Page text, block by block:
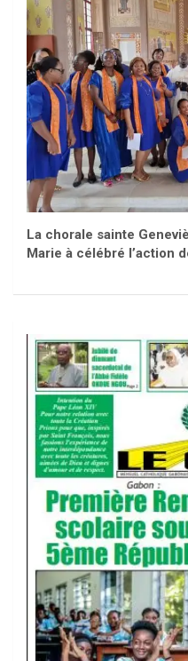
La chorale sainte
Marie à célébré l’action